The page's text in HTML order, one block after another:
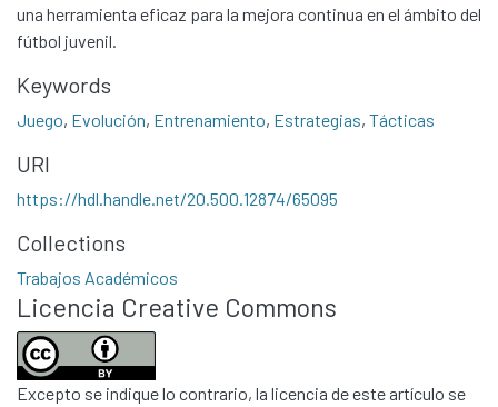
Communities & Collections
All of DSpace
Statistics
Contacto
Políticas
una herramienta eficaz para la mejora continua en el ámbito del
fútbol juvenil.
Keywords
Juego, Evolución, Entrenamiento, Estrategias, Tácticas
URI
https://hdl.handle.net/20.500.12874/65095
Collections
Trabajos Académicos
Licencia Creative Commons
Excepto se indique lo contrario, la licencia de este artículo se